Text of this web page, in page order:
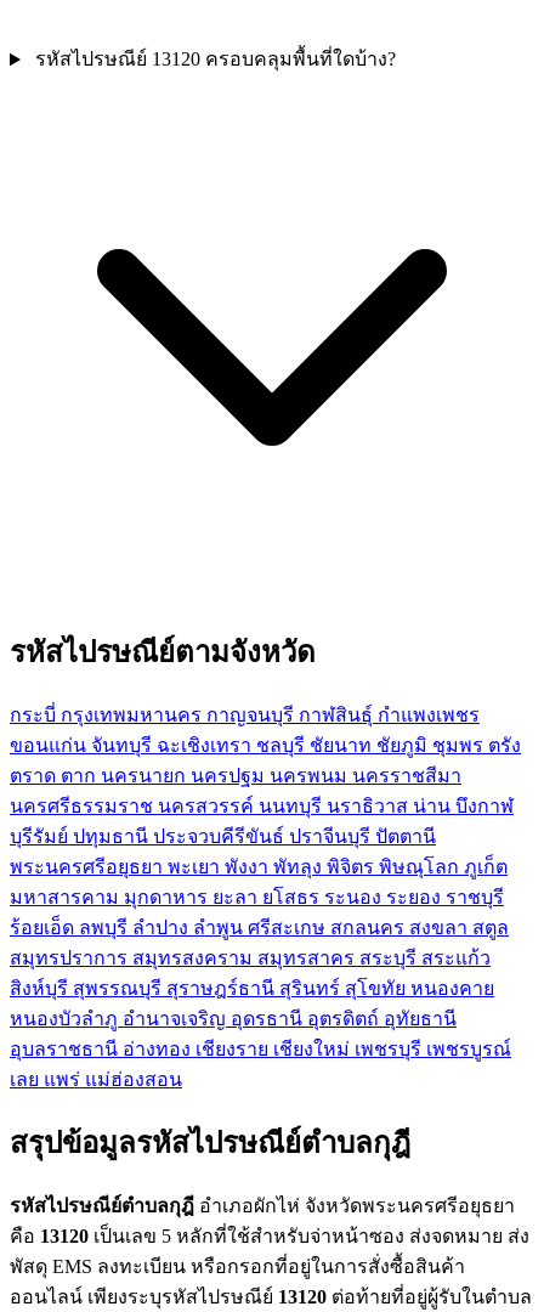
รหัสไปรษณีย์ 13120 ครอบคลุมพื้นที่ใดบ้าง?
รหัสไปรษณีย์ตามจังหวัด
กระบี่ กรุงเทพมหานคร กาญจนบุรี กาฬสินธุ์ กำแพงเพชร
ขอนแก่น จันทบุรี ฉะเชิงเทรา ชลบุรี ชัยนาท ชัยภูมิ ชุมพร ตรัง
ตราด ตาก นครนายก นครปฐม นครพนม นครราชสีมา
นครศรีธรรมราช นครสวรรค์ นนทบุรี นราธิวาส น่าน บึงกาฬ
บุรีรัมย์ ปทุมธานี ประจวบคีรีขันธ์ ปราจีนบุรี ปัตตานี
พระนครศรีอยุธยา พะเยา พังงา พัทลุง พิจิตร พิษณุโลก ภูเก็ต
มหาสารคาม มุกดาหาร ยะลา ยโสธร ระนอง ระยอง ราชบุรี
ร้อยเอ็ด ลพบุรี ลำปาง ลำพูน ศรีสะเกษ สกลนคร สงขลา สตูล
สมุทรปราการ สมุทรสงคราม สมุทรสาคร สระบุรี สระแก้ว
สิงห์บุรี สุพรรณบุรี สุราษฎร์ธานี สุรินทร์ สุโขทัย หนองคาย
หนองบัวลำภู อำนาจเจริญ อุดรธานี อุตรดิตถ์ อุทัยธานี
อุบลราชธานี อ่างทอง เชียงราย เชียงใหม่ เพชรบุรี เพชรบูรณ์
เลย แพร่ แม่ฮ่องสอน
สรุปข้อมูลรหัสไปรษณีย์ตำบลกุฎี
รหัสไปรษณีย์ตำบลกุฎี อำเภอผักไห่ จังหวัดพระนครศรีอยุธยา
คือ 13120 เป็นเลข 5 หลักที่ใช้สำหรับจ่าหน้าซอง ส่งจดหมาย ส่ง
พัสดุ EMS ลงทะเบียน หรือกรอกที่อยู่ในการสั่งซื้อสินค้า
ออนไลน์ เพียงระบุรหัสไปรษณีย์ 13120 ต่อท้ายที่อยู่ผู้รับในตำบล